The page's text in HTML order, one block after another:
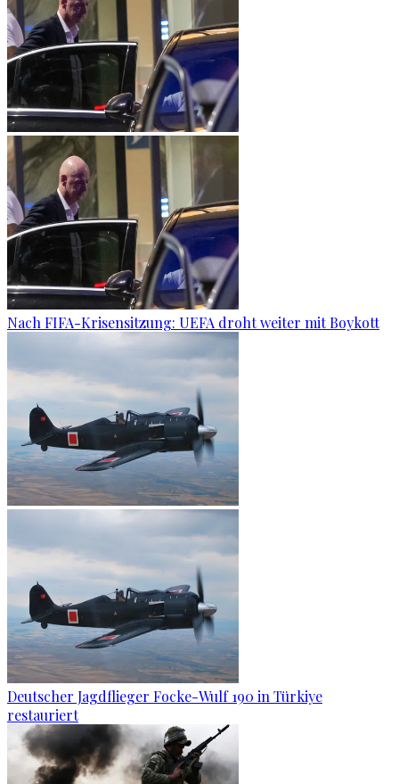
Nach FIFA-Krisensitzung: UEFA droht weiter mit Boykott
Deutscher Jagdflieger Focke-Wulf 190 in Türkiye
restauriert